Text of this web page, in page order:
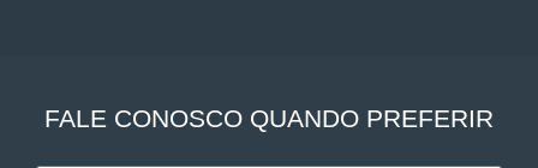
FALE CONOSCO QUANDO PREFERIR